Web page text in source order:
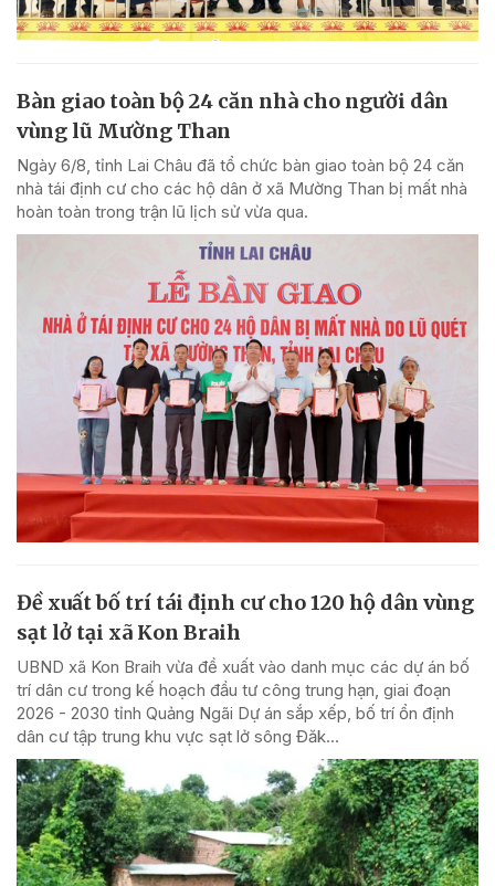
Bàn giao toàn bộ 24 căn nhà cho người dân
vùng lũ Mường Than
Ngày 6/8, tỉnh Lai Châu đã tổ chức bàn giao toàn bộ 24 căn
nhà tái định cư cho các hộ dân ở xã Mường Than bị mất nhà
hoàn toàn trong trận lũ lịch sử vừa qua.
Đề xuất bố trí tái định cư cho 120 hộ dân vùng
sạt lở tại xã Kon Braih
UBND xã Kon Braih vừa đề xuất vào danh mục các dự án bố
trí dân cư trong kế hoạch đầu tư công trung hạn, giai đoạn
2026 - 2030 tỉnh Quảng Ngãi Dự án sắp xếp, bố trí ổn định
dân cư tập trung khu vực sạt lở sông Đăk...